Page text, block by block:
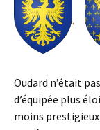
.
Oudard n’était
d’équipée plus
moins prestigieux